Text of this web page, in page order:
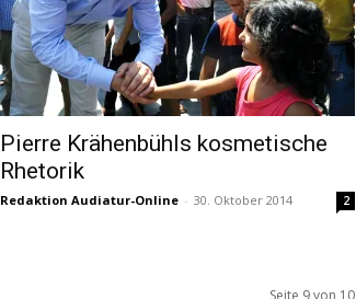
Pierre Krähenbühls kosmetische
Rhetorik
Redaktion Audiatur-Online - 30. Oktober 2014 2
Seite 9 von 10